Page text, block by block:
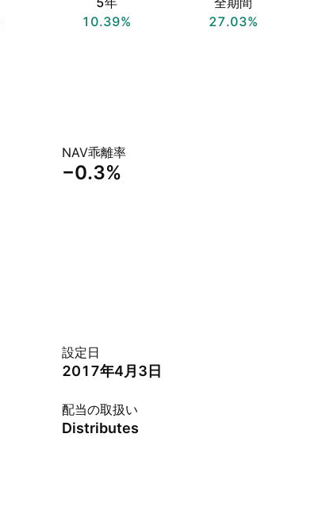
10.39%
27.03%
NAV乖離率
−0.3%
設定日
2017年4月3日
配当の取扱い
Distributes